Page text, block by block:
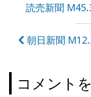
ナ
ビ
ゲ
読売新聞
朝日新聞
コメント